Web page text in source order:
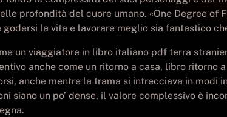
profondità del cuore umano. «One Degree
godersi la vita e lavorare meglio sia fantastico
un viaggiatore in libro italiano pdf terra
anche come un ritorno a casa, libro
anche mentre la trama si intrecciava in
siano un po’ dense, il valore complessivo è